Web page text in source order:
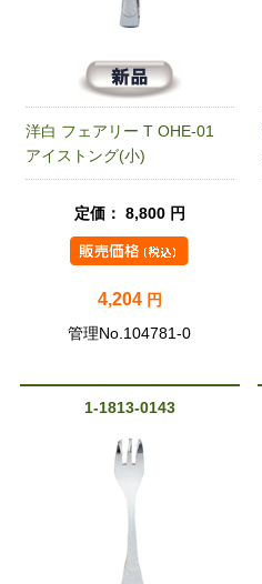
洋白 フェアリー T OHE-01
アイストング(小)
定価： 8,800 円
4,204 円
管理No.104781-0
1-1813-0143